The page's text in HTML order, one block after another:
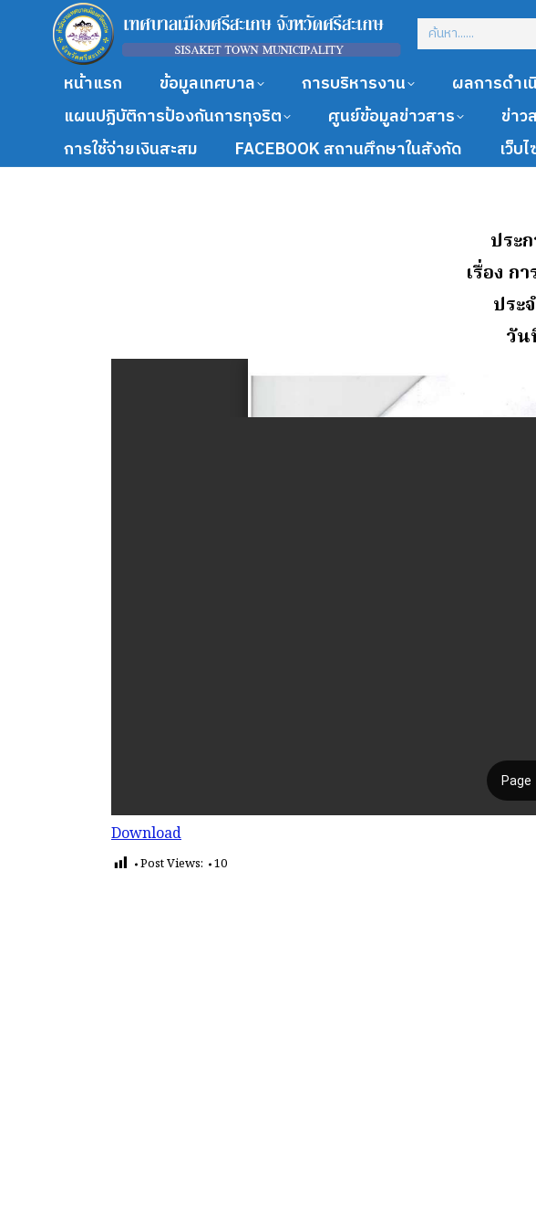
หน้าแรก ข้อมูลเทศบาล การบริหารงาน ผลการดำเ
แผนปฏิบัติการป้องกันการทุจริต
ศูนย์ข้อมูลข่าวสาร ข่าว
การใช้จ่ายเงินสะสม
FACEBOOK สถานศึกษาในสังกัด เว็บ
ประ
เรื่อง ก
ประ
วัน
Download
Post Views: 10